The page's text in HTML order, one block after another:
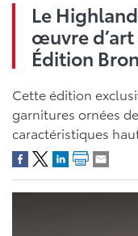
Le
œuvre
Édition
Cette édition
garnitures ornées
caractéristiques